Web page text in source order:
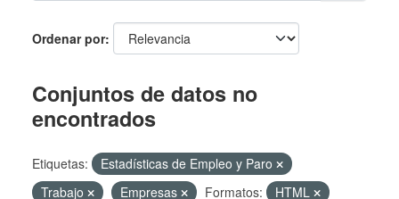
Ordenar por
Conjuntos de datos no
encontrados
Etiquetas:
Estadísticas de Empleo y Paro
Trabajo
Empresas Formatos:
HTML